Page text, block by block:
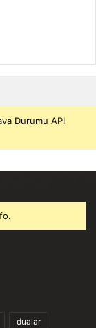
Durumu API
dualar